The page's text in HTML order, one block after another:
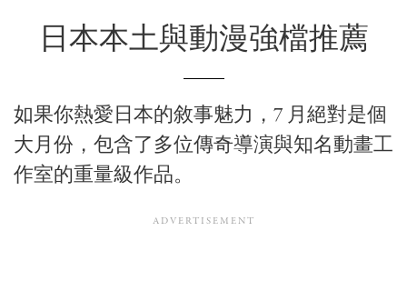
日本本土與動漫強檔推薦
如果你熱愛日本的敘事魅力，7 月絕對是個
大月份，包含了多位傳奇導演與知名動畫工
作室的重量級作品。